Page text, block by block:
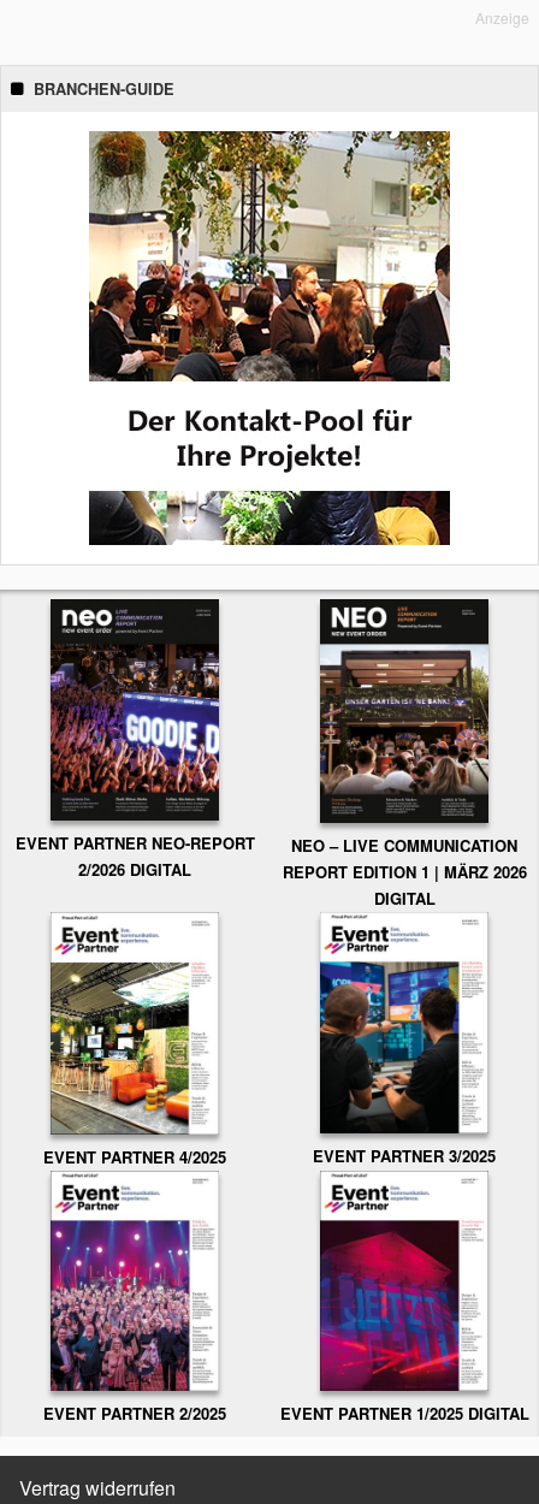
Anzeige
BRANCHEN-GUIDE
EVENT PARTNER NEO-REPORT
2/2026 DIGITAL
NEO – LIVE COMMUNICATION
REPORT EDITION 1 | MÄRZ 2026
DIGITAL
EVENT PARTNER 4/2025 EVENT PARTNER 3/2025
EVENT PARTNER 2/2025 EVENT PARTNER 1/2025 DIGITAL
Vertrag widerrufen